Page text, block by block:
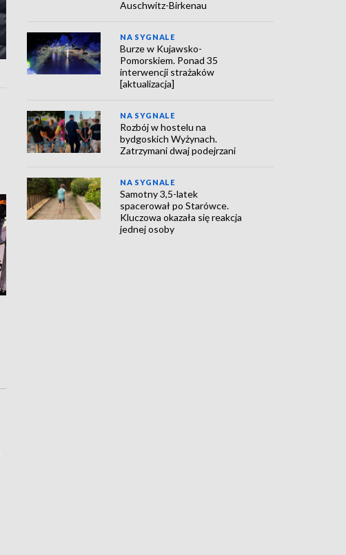
Auschwitz-Birkenau
NA SYGNALE
Burze w Kujawsko-
Pomorskiem. Ponad 35
interwencji strażaków
[aktualizacja]
NA SYGNALE
Rozbój w hostelu na
bydgoskich Wyżynach.
Zatrzymani dwaj podejrzani
NA SYGNALE
Samotny 3,5-latek
spacerował po Starówce.
Kluczowa okazała się reakcja
jednej osoby